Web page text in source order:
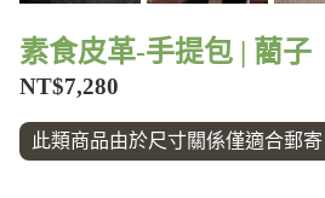
素食皮革-手提包 | 藺子
NT$7,280
此類商品由於尺寸關係僅適合郵寄